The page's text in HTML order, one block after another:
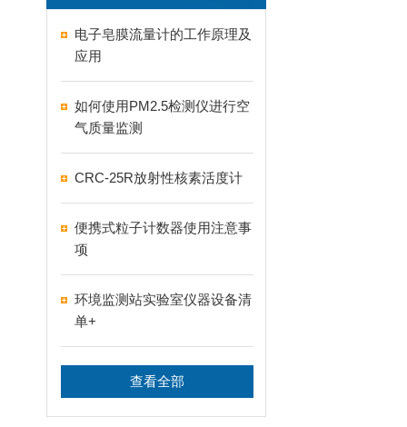
电子皂膜流量计的工作原理及
应用
如何使用PM2.5检测仪进行空
气质量监测
CRC-25R放射性核素活度计
便携式粒子计数器使用注意事
项
环境监测站实验室仪器设备清
单+
查看全部